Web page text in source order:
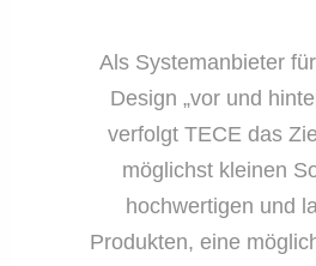
Als Systemanbieter
Design „vor und
verfolgt TECE das
möglichst kleinen
hochwertigen und
Produkten, eine